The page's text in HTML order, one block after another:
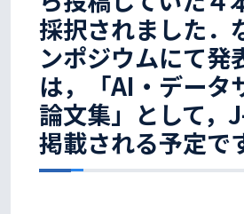
採択されました．
ンポジウムにて発
は，「AI・データ
論文集」として，
掲載される予定で